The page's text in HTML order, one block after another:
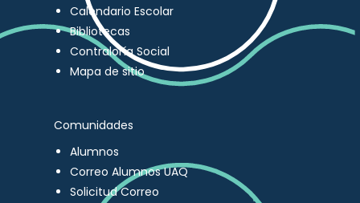
Calendario Escolar
Bibliotecas
Contraloría Social
Mapa de sitio
Comunidades
Alumnos
Correo Alumnos UAQ
Solicitud Correo